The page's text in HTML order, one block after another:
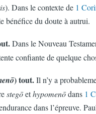
). Dans le contexte de 1
bénéfice du doute à autrui.
Dans le Nouveau
confiante de quelque
) tout.Il n’y a
stegōethypomenōdans 1
dans l’épreuve.